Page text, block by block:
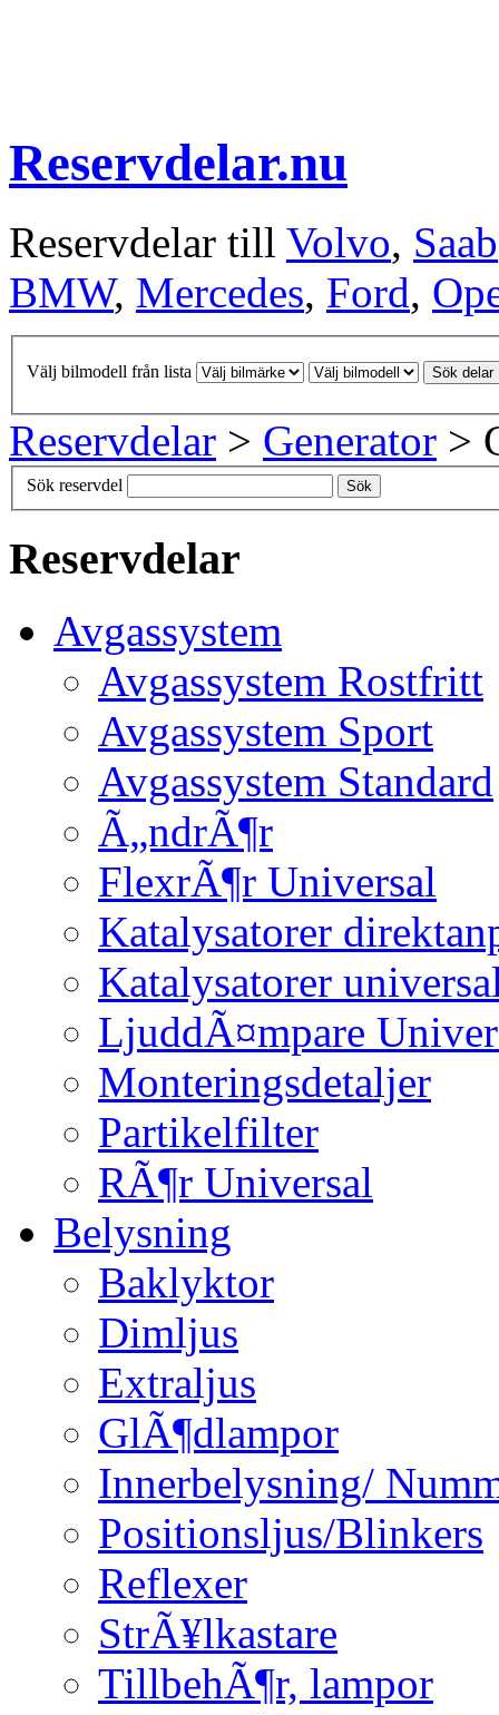
Reservdelar.nu
Reservdelar till Volvo, Saab
BMW, Mercedes, Ford,
Välj bilmodell från lista Sök delar
Reservdelar > Generator >
Sök reservdel Sök
Reservdelar
Avgassystem
Avgassystem Rostfritt
Avgassystem Sport
Avgassystem Standard
Ã„ndrÃ¶r
FlexrÃ¶r Universal
Katalysatorer
Katalysatorer
LjuddÃ¤mpare
Monteringsdetaljer
Partikelfilter
RÃ¶r Universal
Belysning
Baklyktor
Dimljus
Extraljus
GlÃ¶dlampor
Innerbelysning/
Positionsljus/Blinkers
Reflexer
StrÃ¥lkastare
TillbehÃ¶r, lampor